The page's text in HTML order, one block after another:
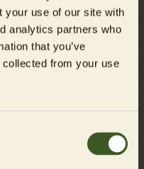
your use of our site with
analytics partners who
that you’ve
collected from your use